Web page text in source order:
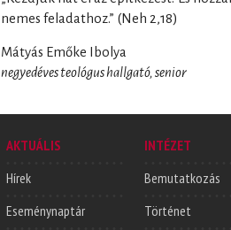
nemes feladathoz.” (Neh 2,18)
Mátyás Emőke Ibolya
negyedéves teológus hallgató, senior
AKTUÁLIS
Hírek
Eseménynaptár
INTÉZET
Bemutatkozás
Történet